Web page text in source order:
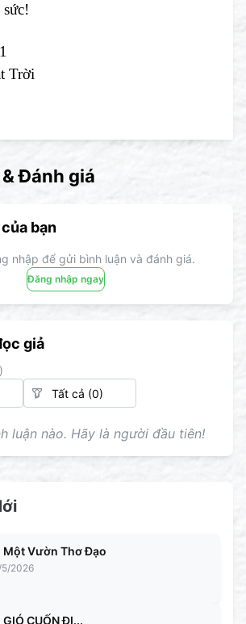
Đánh giá
bạn
nhập để gửi bình luận và đánh giá.
Đăng nhập ngay
giả
luận nào. Hãy là người đầu tiên!
Một Vườn Thơ Đạo
2026
GIÓ CUỐN ĐI...